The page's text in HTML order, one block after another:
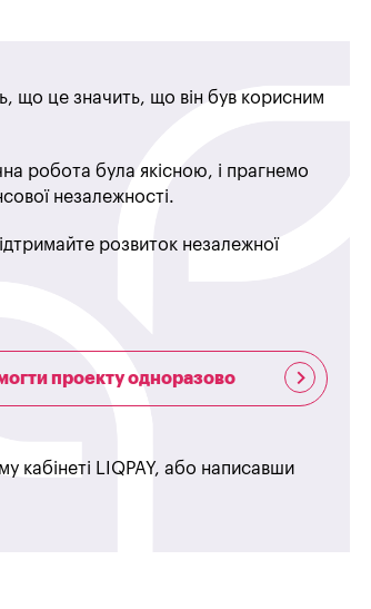
що це значить, що він був корисним
робота була якісною, і прагнемо
незалежності.
розвиток незалежної
проекту одноразово
кабінеті LIQPAY, або написавши